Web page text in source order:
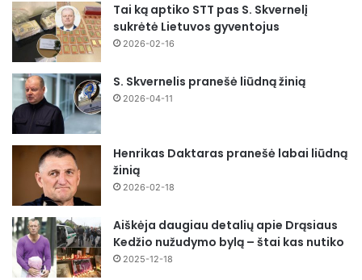
Tai ką aptiko STT pas S. Skvernelį
sukrėtė Lietuvos gyventojus
2026-02-16
S. Skvernelis pranešė liūdną žinią
2026-04-11
Henrikas Daktaras pranešė labai liūdną
žinią
2026-02-18
Aiškėja daugiau detalių apie Drąsiaus
Kedžio nužudymo bylą – štai kas nutiko
2025-12-18